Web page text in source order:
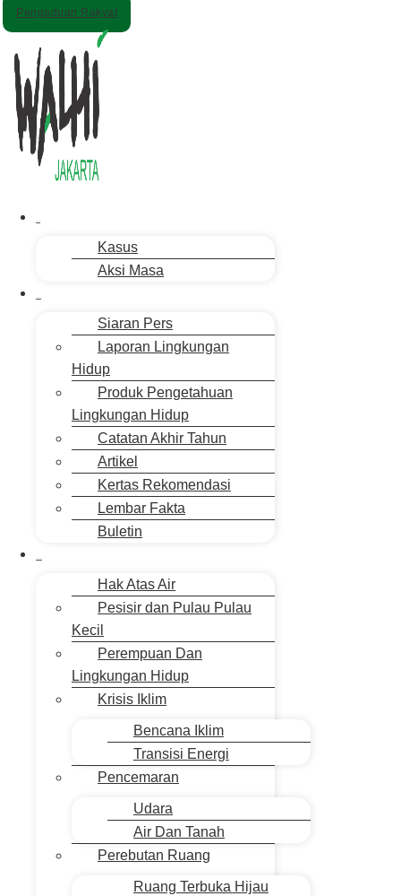
Pengaduan Rakyat
Menu
Kasus
Aksi Masa
Siaran Pers
Laporan Lingkungan
Hidup
Produk Pengetahuan
Lingkungan Hidup
Catatan Akhir Tahun
Artikel
Kertas Rekomendasi
Lembar Fakta
Buletin
Hak Atas Air
Pesisir dan Pulau Pulau
Kecil
Perempuan Dan
Lingkungan Hidup
Krisis Iklim
Bencana Iklim
Transisi Energi
Pencemaran
Udara
Air Dan Tanah
Perebutan Ruang
Ruang Terbuka Hijau